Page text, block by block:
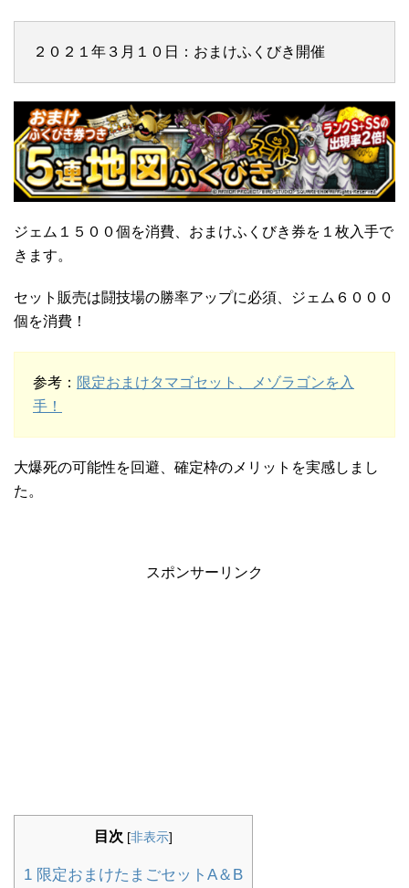
２０２１年３月１０日：おまけふくびき開催
ジェム１５００個を消費、おまけふくびき券を１枚入手で
きます。
セット販売は闘技場の勝率アップに必須、ジェム６０００
個を消費！
参考： 限定おまけタマゴセット、メゾラゴンを入
手！
大爆死の可能性を回避、確定枠のメリットを実感しまし
た。
スポンサーリンク
目次 [非表示]
1 限定おまけたまごセットA＆B